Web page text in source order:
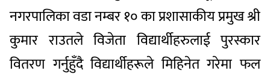
नगरपालिका वडा नम्बर १० का प्रशासाकीय प्रमुख श्री
कुमार राउतले विजेता विद्यार्थीहरुलाई पुरस्कार
वितरण गर्नुहुँदै विद्यार्थीहरूले मिहिनेत गरेमा फल